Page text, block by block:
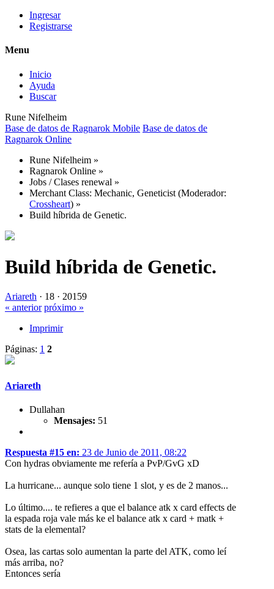
Ingresar
Registrarse
Menu
Inicio
Ayuda
Buscar
Rune Nifelheim
Base de datos de Ragnarok Mobile Base de datos de
Ragnarok Online
Rune Nifelheim »
Ragnarok Online »
Jobs / Clases renewal »
Merchant Class: Mechanic, Geneticist (Moderador:
Crossheart) »
Build híbrida de Genetic.
Build híbrida de Genetic.
Ariareth · 18 · 20159
« anterior próximo »
Imprimir
Páginas: 1 2
Ariareth
Dullahan
Mensajes: 51
Respuesta #15 en: 23 de Junio de 2011, 08:22
Con hydras obviamente me refería a PvP/GvG xD
La hurricane... aunque solo tiene 1 slot, y es de 2 manos...
Lo último.... te refieres a que el balance atk x card effects de
la espada roja vale más ke el balance atk x card + matk +
stats de la elemental?
Osea, las cartas solo aumentan la parte del ATK, como leí
más arriba, no?
Entonces sería